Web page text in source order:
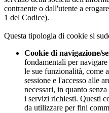
contraente o dall'utente a
1 del Codice).
Questa tipologia di cookie si
Cookie di navigazione/
fondamentali per
le sue funzionalità, come
sessione e l'accesso alle
necessari, in quanto
i servizi richiesti. Questi
da utilizzare per fini